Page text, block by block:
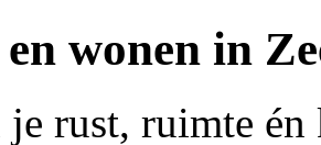
wonen in
rust, ruimte